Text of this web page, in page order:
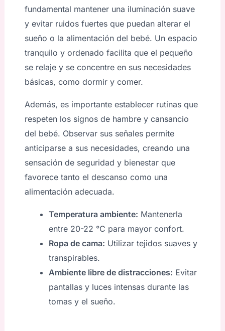
fundamental mantener una iluminación suave
y evitar ruidos fuertes que puedan alterar el
sueño o la alimentación del bebé. Un espacio
tranquilo y ordenado facilita que el pequeño
se relaje y se concentre en sus necesidades
básicas, como dormir y comer.
Además, es importante establecer rutinas que
respeten los signos de hambre y cansancio
del bebé. Observar sus señales permite
anticiparse a sus necesidades, creando una
sensación de seguridad y bienestar que
favorece tanto el descanso como una
alimentación adecuada.
Temperatura ambiente: Mantenerla
entre 20-22 °C para mayor confort.
Ropa de cama: Utilizar tejidos suaves y
transpirables.
Ambiente libre de distracciones: Evitar
pantallas y luces intensas durante las
tomas y el sueño.